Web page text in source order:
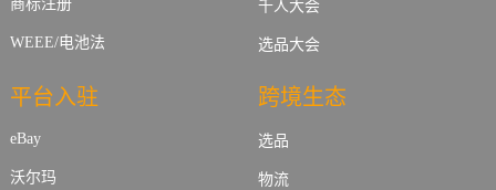
商标注册
WEEE/电池法
千人大会
选品大会
平台入驻
eBay
沃尔玛
跨境生态
选品
物流